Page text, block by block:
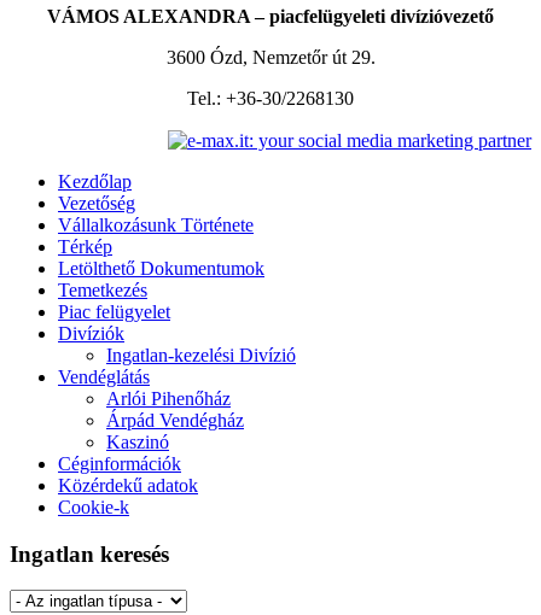
VÁMOS ALEXANDRA – piacfelügyeleti divízióvezető
3600 Ózd, Nemzetőr út 29.
Tel.: +36-30/2268130
Kezdőlap
Vezetőség
Vállalkozásunk Története
Térkép
Letölthető Dokumentumok
Temetkezés
Piac felügyelet
Divíziók
Ingatlan-kezelési Divízió
Vendéglátás
Arlói Pihenőház
Árpád Vendégház
Kaszinó
Céginformációk
Közérdekű adatok
Cookie-k
Ingatlan keresés